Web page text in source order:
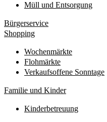
Müll und Entsorgung
Bürgerservice
Shopping
Wochenmärkte
Flohmärkte
Verkaufsoffene Sonntage
Familie und Kinder
Kinderbetreuung